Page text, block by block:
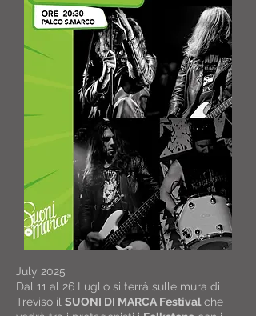
July 2025
Dal 11 al 26 Luglio si terrà sulle mura di
Treviso il SUONI DI MARCA Festival che